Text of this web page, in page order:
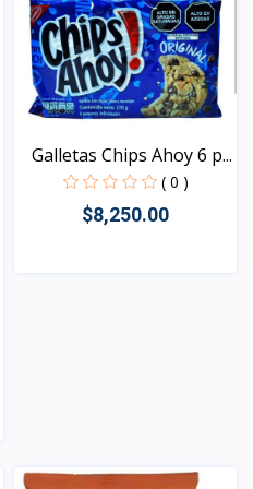
Galletas Chips Ahoy 6 p...
( 0 )
$8,250.00